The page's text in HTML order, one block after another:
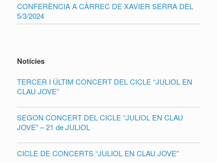
CONFERÈNCIA A CÀRREC DE XAVIER SERRA DEL
5/3/2024
Notícies
TERCER I ÚLTIM CONCERT DEL CICLE “JULIOL EN
CLAU JOVE”
SEGON CONCERT DEL CICLE “JULIOL EN CLAU
JOVE” – 21 de JULIOL
CICLE DE CONCERTS “JULIOL EN CLAU JOVE”